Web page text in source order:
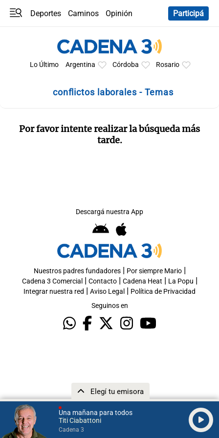
Una mañana para todos
Titi Ciabattoni
Cadena 3
Elegí tu emisora
Deportes Caminos
Opinión
Participá
Lo Último Argentina Córdoba Rosario
conflictos laborales - Temas
Por favor intente realizar la búsqueda más
tarde.
Descargá nuestra App
Nuestros padres fundadores| Por siempre Mario|
Cadena 3 Comercial | Contacto| Cadena Heat | La Popu |
Integrar nuestra red | Aviso Legal | Política de Privacidad
Seguinos en